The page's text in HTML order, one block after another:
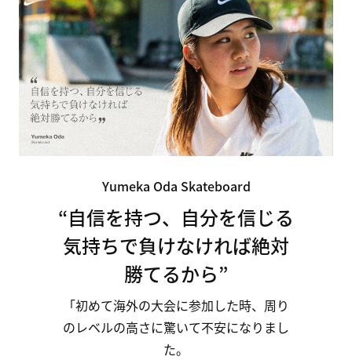
Yumeka Oda Skateboard
“自信を持つ、 自分を信じる
気持ちで負けなければ絶対
勝てるから”
「初めて海外の大会に参加した時、 周り
のレベルの高さに驚いて不安になり ま し
た。